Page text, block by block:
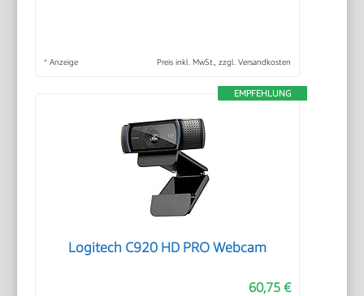
* Anzeige Preis inkl. MwSt., zzgl. Versandkosten
EMPFEHLUNG
Logitech C920 HD PRO Webcam
60,75 €